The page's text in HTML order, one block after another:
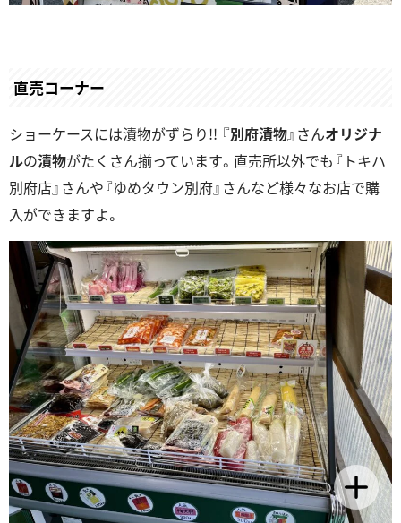
直売コーナー
ショーケースには漬物がずらり!! 『別府漬物』さんオリジナ
ルの漬物がたくさん揃っています。直売所以外でも『トキハ
別府店』さんや『ゆめタウン別府』さんなど様々なお店で購
入ができますよ。